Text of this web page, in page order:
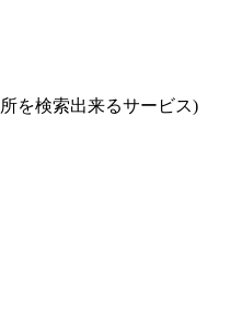
を検索出来るサービス)